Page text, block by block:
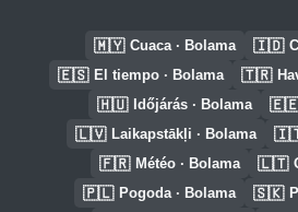
🇲🇾 Cuaca · Bolama 🇮🇩
🇪🇸 El tiempo · Bolama 🇹🇷
🇭🇺 Időjárás · Bolama
🇱🇻 Laikapstākļi · Bolama
🇫🇷 Météo · Bolama 🇱🇹
🇵🇱 Pogoda · Bolama 🇸🇰